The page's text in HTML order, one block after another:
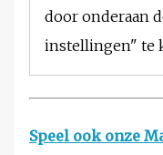
door onderaan
instellingen" te
Speel ook onze